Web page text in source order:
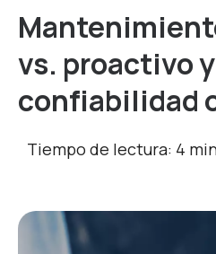
vs. proactivo y
confiabilidad
Tiempo de lectura: 4